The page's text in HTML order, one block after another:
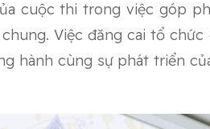
cuộc thi trong việc góp
Việc đăng cai tổ
hành cùng sự phát triển